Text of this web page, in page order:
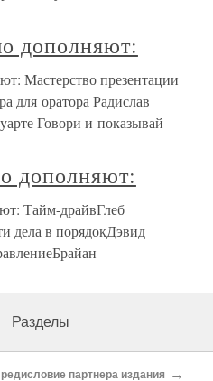
дополняют:
Мастерство презентации
для оратора Радислав
Говори и показывай
дополняют:
Тайм-драйвГлеб
дела в порядокДэвид
Разделы
партнера издания →